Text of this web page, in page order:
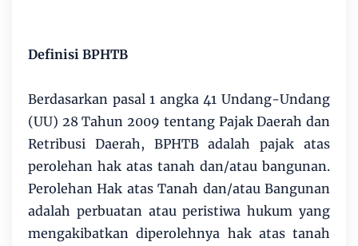
Definisi BPHTB
Berdasarkan pasal 1 angka 41 Undang-Undang
(UU) 28 Tahun 2009 tentang Pajak Daerah dan
Retribusi Daerah, BPHTB adalah pajak atas
perolehan hak atas tanah dan/atau bangunan.
Perolehan Hak atas Tanah dan/atau Bangunan
adalah perbuatan atau peristiwa hukum yang
mengakibatkan diperolehnya hak atas tanah